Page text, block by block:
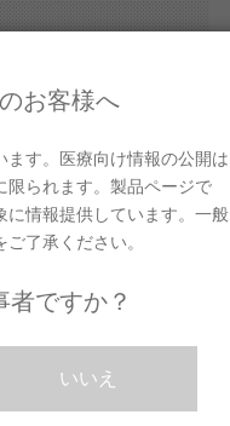
お客様へ
ます。医療向け情報の公開は
限られます。製品ページで
に情報提供しています。一般
了承ください。
者ですか？
いいえ
い場合がございま
て頂いております。
ください。